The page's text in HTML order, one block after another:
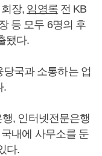
장, 임영록전 KB
등 모두 6명의 후
됐다.
국과 소통하는 업
.
, 인터넷전문은행
내에 사무소를 둔
다.